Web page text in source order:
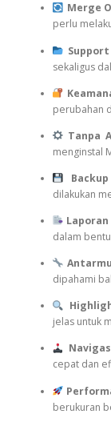
Merge
perlu
sekaligus
perubahan
Tanpa
menginstal
dilakukan
dalam
dipahami
jelas untuk
cepat dan
berukuran